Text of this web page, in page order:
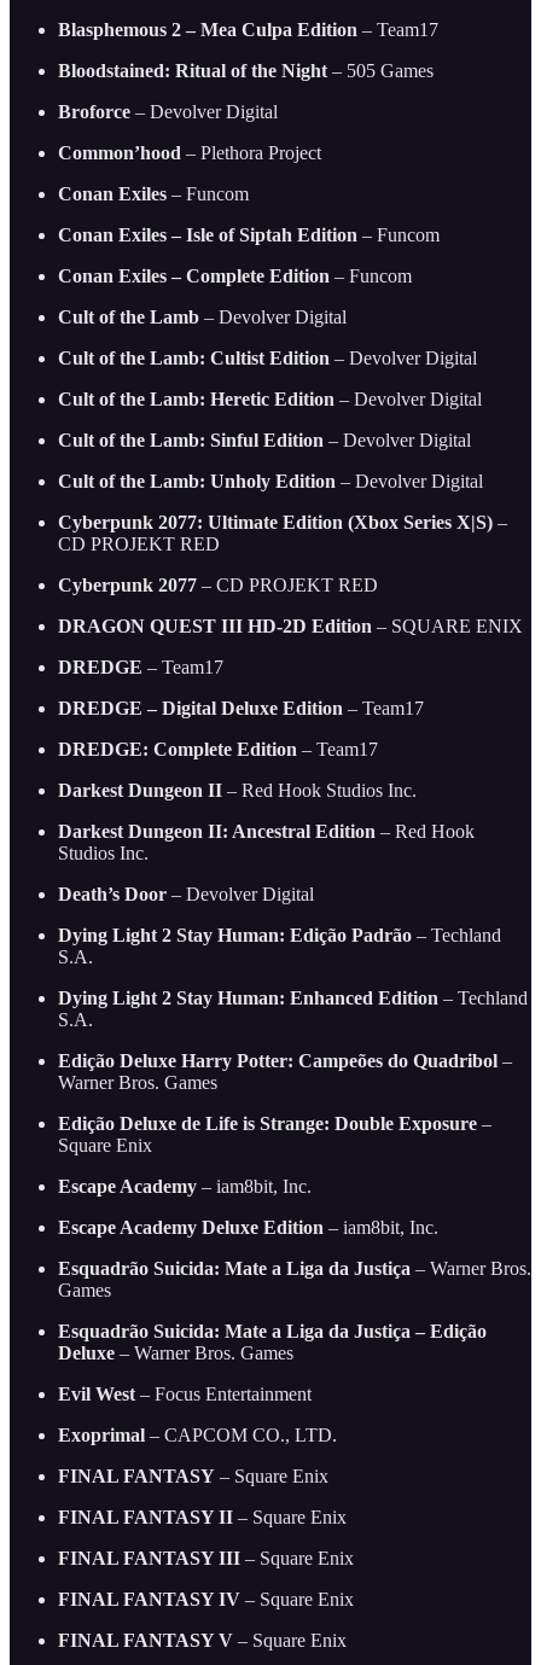
Blasphemous 2 – Mea Culpa Edition – Team17
Bloodstained: Ritual of the Night – 505 Games
Broforce – Devolver Digital
Common’hood – Plethora Project
Conan Exiles – Funcom
Conan Exiles – Isle of Siptah Edition – Funcom
Conan Exiles – Complete Edition – Funcom
Cult of the Lamb – Devolver Digital
Cult of the Lamb: Cultist Edition – Devolver Digital
Cult of the Lamb: Heretic Edition – Devolver Digital
Cult of the Lamb: Sinful Edition – Devolver Digital
Cult of the Lamb: Unholy Edition – Devolver Digital
Cyberpunk 2077: Ultimate Edition (Xbox Series X|S) –
CD PROJEKT RED
Cyberpunk 2077 – CD PROJEKT RED
DRAGON QUEST III HD-2D Edition – SQUARE ENIX
DREDGE – Team17
DREDGE – Digital Deluxe Edition – Team17
DREDGE: Complete Edition – Team17
Darkest Dungeon II – Red Hook Studios Inc.
Darkest Dungeon II: Ancestral Edition – Red Hook
Studios Inc.
Death’s Door – Devolver Digital
Dying Light 2 Stay Human: Edição Padrão – Techland
S.A.
Dying Light 2 Stay Human: Enhanced Edition – Techland
S.A.
Edição Deluxe Harry Potter: Campeões do Quadribol –
Warner Bros. Games
Edição Deluxe de Life is Strange: Double Exposure –
Square Enix
Escape Academy – iam8bit, Inc.
Escape Academy Deluxe Edition – iam8bit, Inc.
Esquadrão Suicida: Mate a Liga da Justiça – Warner Bros.
Games
Esquadrão Suicida: Mate a Liga da Justiça – Edição
Deluxe – Warner Bros. Games
Evil West – Focus Entertainment
Exoprimal – CAPCOM CO., LTD.
FINAL FANTASY – Square Enix
FINAL FANTASY II – Square Enix
FINAL FANTASY III – Square Enix
FINAL FANTASY IV – Square Enix
FINAL FANTASY V – Square Enix